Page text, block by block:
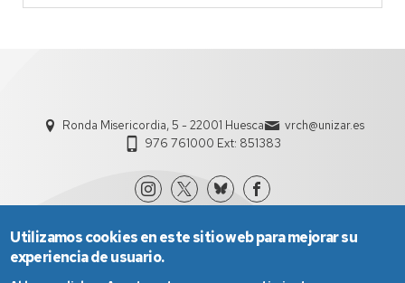
Ronda Misericordia, 5 - 22001 Huesca
vrch@unizar.es
976 761000 Ext: 851383
Utilizamos cookies en este sitio web para mejorar su
experiencia de usuario.